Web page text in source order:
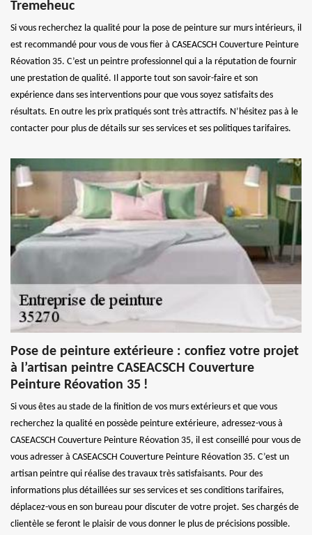
Tremeheuc
Si vous recherchez la qualité pour la pose de peinture sur murs intérieurs, il
est recommandé pour vous de vous fier à CASEACSCH Couverture Peinture
Réovation 35. C’est un peintre professionnel qui a la réputation de fournir
une prestation de qualité. Il apporte tout son savoir-faire et son
expérience dans ses interventions pour que vous soyez satisfaits des
résultats. En outre les prix pratiqués sont très attractifs. N’hésitez pas à le
contacter pour plus de détails sur ses services et ses politiques tarifaires.
Pose de peinture extérieure : confiez votre projet
à l’artisan peintre CASEACSCH Couverture
Peinture Réovation 35 !
Si vous êtes au stade de la finition de vos murs extérieurs et que vous
recherchez la qualité en possède peinture extérieure, adressez-vous à
CASEACSCH Couverture Peinture Réovation 35, il est conseillé pour vous de
vous adresser à CASEACSCH Couverture Peinture Réovation 35. C’est un
artisan peintre qui réalise des travaux très satisfaisants. Pour des
informations plus détaillées sur ses services et ses conditions tarifaires,
déplacez-vous en son bureau pour discuter de votre projet. Ses chargés de
clientèle se feront le plaisir de vous donner le plus de précisions possible.